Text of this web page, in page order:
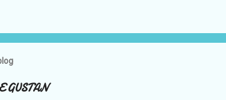
GUSTAN